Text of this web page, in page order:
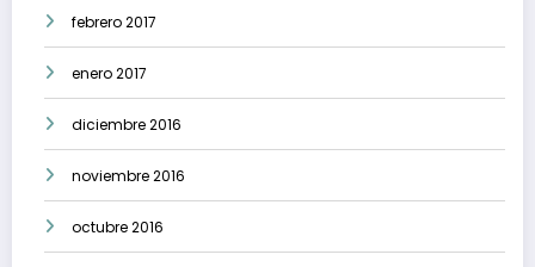
febrero 2017
enero 2017
diciembre 2016
noviembre 2016
octubre 2016